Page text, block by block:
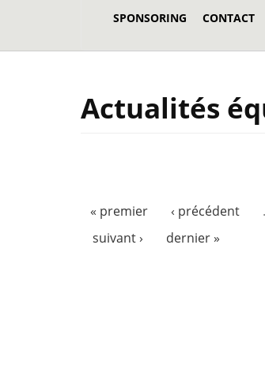
SPONSORING CONTACT
Actualités
« premier ‹ précédent
suivant ›
dernier »